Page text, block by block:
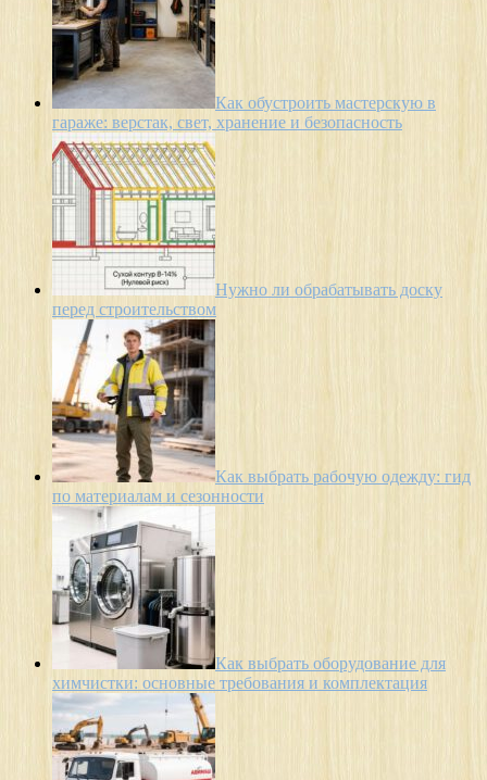
Как обустроить мастерскую в
гараже: верстак, свет, хранение и безопасность
Нужно ли обрабатывать доску
перед строительством
Как выбрать рабочую одежду: гид
по материалам и сезонности
Как выбрать оборудование для
химчистки: основные требования и комплектация